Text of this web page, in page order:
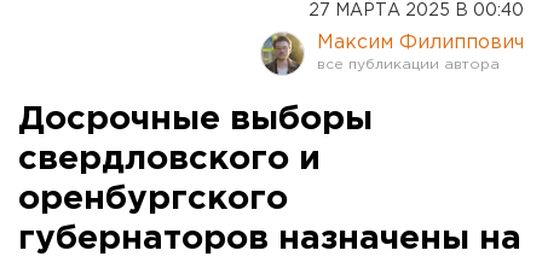
Оренбург
27 МАРТА 2025 В 00:40
Максим Филиппович
Досрочные выборы
свердловского и
оренбургского
губернаторов назначены на